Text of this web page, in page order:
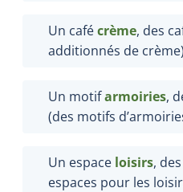
Un cafécrème, des
additionnés de crème)
Un motifarmoiries,
(des motifs
Un espace loisirs,
espaces pour les